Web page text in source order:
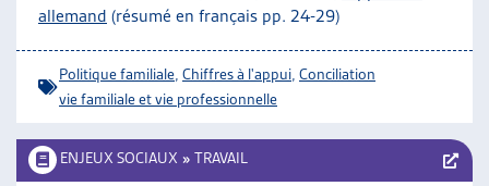
allemand (résumé en français pp. 24-29)
Politique familiale Chiffres à l'appui Conciliation
vie familiale et vie professionnelle
ENJEUX SOCIAUX » TRAVAIL